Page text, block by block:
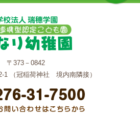
〒373－0842
1 （冠稲荷神社 境内南隣接）